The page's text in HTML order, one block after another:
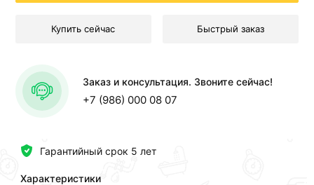
Гарантийный срок 5 лет
Характеристики
Купить сейчас Быстрый заказ
Заказ и консультация. Звоните сейчас!
+7 (986) 000 08 07